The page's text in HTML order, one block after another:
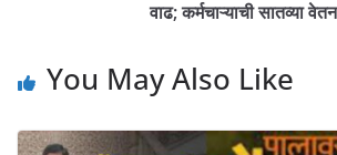
वाढ; कर्मचाऱ्याची सातव्या
You May Also Like